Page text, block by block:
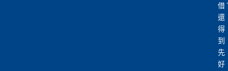
借
還
得
到
先
好